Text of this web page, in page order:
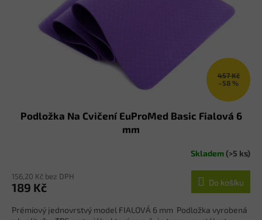
457 Kč
–58 %
Podložka Na Cvičení EuProMed Basic Fialová 6
mm
Skladem(>5 ks)
156,20 Kč bez DPH
189 Kč Do košíku
Prémiový jednovrstvý model FIALOVÁ 6 mm Podložka vyrobená